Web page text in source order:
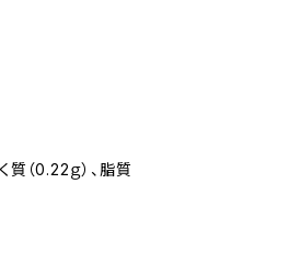
質（0.22ｇ）、脂質